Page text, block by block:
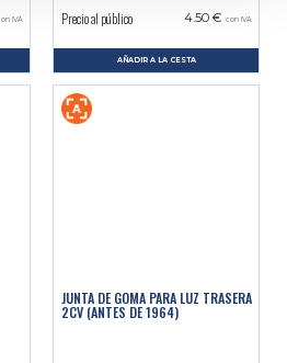
IVA Precio al público 4.50 € con IVA
AÑADIR A LA CESTA
JUNTA DE GOMA PARA LUZ TRASERA
2CV (ANTES DE 1964)